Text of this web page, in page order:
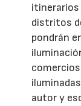
itinerarios
distritos
pondrán
autor y